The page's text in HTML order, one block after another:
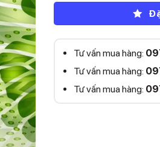
Tư vấn mua hàng:
Tư vấn mua hàng:
Tư vấn mua hàng: